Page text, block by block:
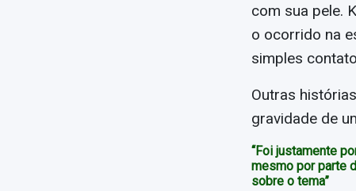
com sua pele.
o ocorrido na
simples
Outras
gravidade de
“Foi justamente
mesmo por parte
sobre o tema”